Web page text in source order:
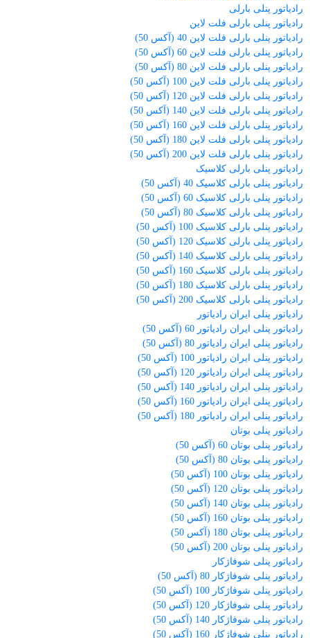
رادیاتور پنلی بارلی
رادیاتور پنلی بارلی فلت لاین
رادیاتور پنلی بارلی فلت لاین 40 (آکس 50)
رادیاتور پنلی بارلی فلت لاین 60 (آکس 50)
رادیاتور پنلی بارلی فلت لاین 80 (آکس 50)
رادیاتور پنلی بارلی فلت لاین 100 (آکس 50)
رادیاتور پنلی بارلی فلت لاین 120 (آکس 50)
رادیاتور پنلی بارلی فلت لاین 140 (آکس 50)
رادیاتور پنلی بارلی فلت لاین 160 (آکس 50)
رادیاتور پنلی بارلی فلت لاین 180 (آکس 50)
رادیاتور پنلی بارلی فلت لاین 200 (آکس 50)
رادیاتور پنلی بارلی کلاسیک
رادیاتور پنلی بارلی کلاسیک 40 (آکس 50)
رادیاتور پنلی بارلی کلاسیک 60 (آکس 50)
رادیاتور پنلی بارلی کلاسیک 80 (آکس 50)
رادیاتور پنلی بارلی کلاسیک 100 (آکس 50)
رادیاتور پنلی بارلی کلاسیک 120 (آکس 50)
رادیاتور پنلی بارلی کلاسیک 140 (آکس 50)
رادیاتور پنلی بارلی کلاسیک 160 (آکس 50)
رادیاتور پنلی بارلی کلاسیک 180 (آکس 50)
رادیاتور پنلی بارلی کلاسیک 200 (آکس 50)
رادیاتور پنلی ایران رادیاتور
رادیاتور پنلی ایران رادیاتور 60 (آکس 50)
رادیاتور پنلی ایران رادیاتور 80 (آکس 50)
رادیاتور پنلی ایران رادیاتور 100 (آکس 50)
رادیاتور پنلی ایران رادیاتور 120 (آکس 50)
رادیاتور پنلی ایران رادیاتور 140 (آکس 50)
رادیاتور پنلی ایران رادیاتور 160 (آکس 50)
رادیاتور پنلی ایران رادیاتور 180 (آکس 50)
رادیاتور پنلی بوتان
رادیاتور پنلی بوتان 60 (آکس 50)
رادیاتور پنلی بوتان 80 (آکس 50)
رادیاتور پنلی بوتان 100 (آکس 50)
رادیاتور پنلی بوتان 120 (آکس 50)
رادیاتور پنلی بوتان 140 (آکس 50)
رادیاتور پنلی بوتان 160 (آکس 50)
رادیاتور پنلی بوتان 180 (آکس 50)
رادیاتور پنلی بوتان 200 (آکس 50)
رادیاتور پنلی شوفاژکار
رادیاتور پنلی شوفاژکار 80 (آکس 50)
رادیاتور پنلی شوفاژکار 100 (آکس 50)
رادیاتور پنلی شوفاژکار 120 (آکس 50)
رادیاتور پنلی شوفاژکار 140 (آکس 50)
رادیاتور پنلی شوفاژکار 160 (آکس 50)